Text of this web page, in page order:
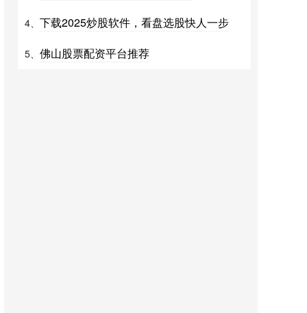
4、 下载2025炒股软件，看盘选股快人一步
5、 佛山股票配资平台推荐